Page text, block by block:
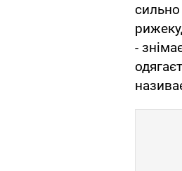
сильно
-